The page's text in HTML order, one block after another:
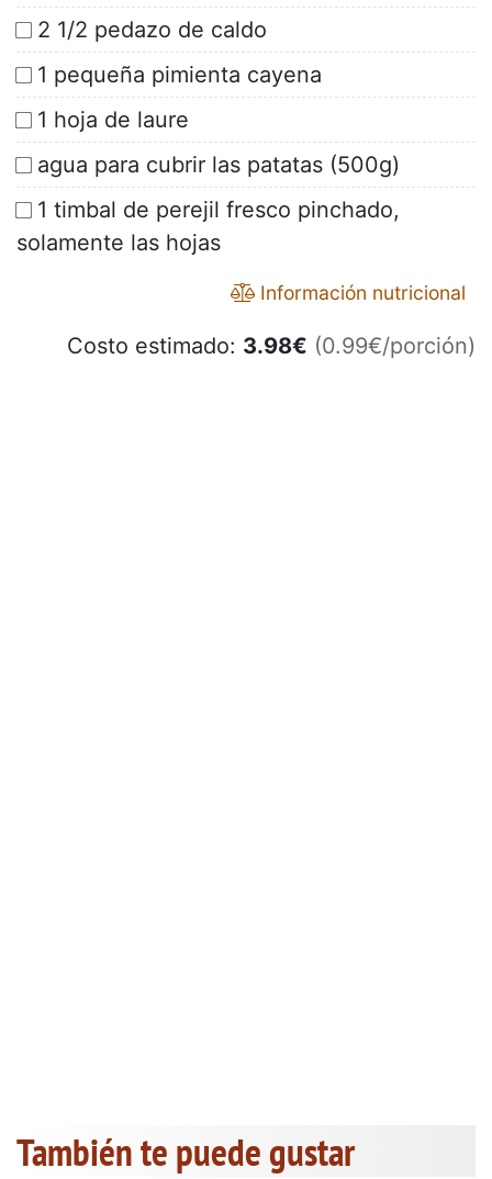
2 1/2 pedazo de caldo
1 pequeña pimienta cayena
1 hoja de laure
agua para cubrir las patatas (500g)
1 timbal de perejil fresco pinchado,
solamente las hojas
Información nutricional
Costo estimado: 3.98€ (0.99€/porción)
También te puede gustar